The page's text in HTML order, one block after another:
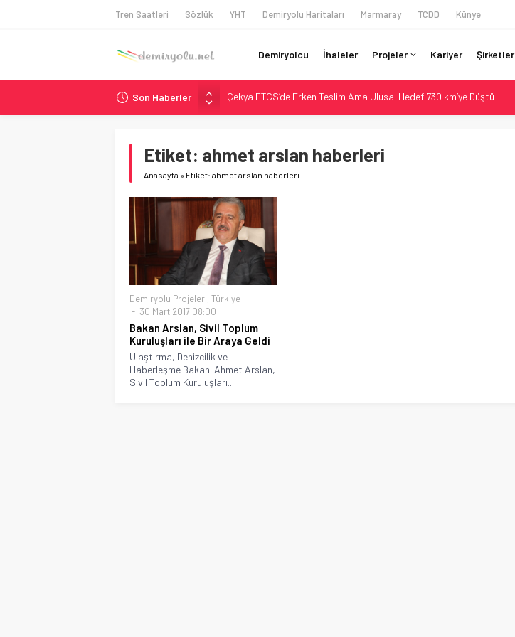
Tren Saatleri Sözlük YHT Demiryolu Haritaları Marmaray TCDD Künye
Demiryolcu İhaleler Projeler Kariyer Şirketler
Son Haberler
Northern Railway Doğruladı: 308 Bin Rupiye Özel Vagonda Puja
Chicago’da Metra Polisi BVLOS Drone’larla Müdahale Süresini Kısalttı
Etiket: ahmet arslan haberleri
Anasayfa » Etiket: ahmet arslan haberleri
Demiryolu Projeleri, Türkiye
30 Mart 2017 08:00
Bakan Arslan, Sivil Toplum
Kuruluşları ile Bir Araya Geldi
Ulaştırma, Denizcilik ve
Haberleşme Bakanı Ahmet Arslan,
Sivil Toplum Kuruluşları...